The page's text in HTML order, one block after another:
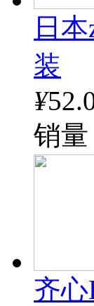
日
装
¥
销量
齐